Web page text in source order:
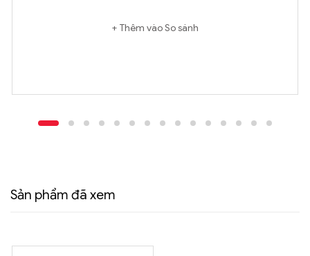
Thêm vào So sánh
Sản phẩm đã xem